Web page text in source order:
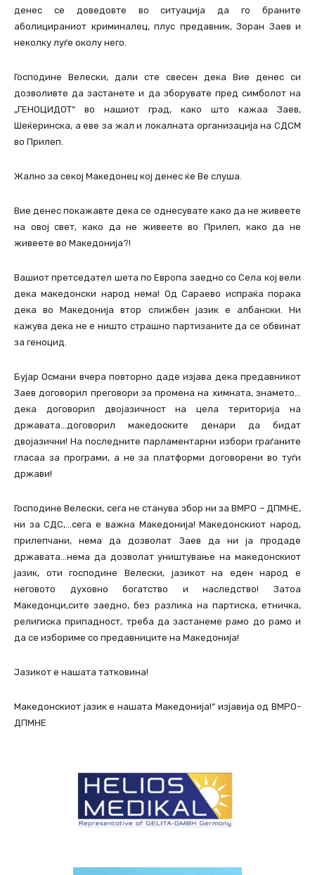
денес се доведовте во ситуација да го браните
аболицираниот криминалец, плус предавник, Зоран Заев и
неколку луѓе околу него.
Господине Велески, дали сте свесен дека Вие денес си
дозволивте да застанете и да зборувате пред симболот на
„ГЕНОЦИДОТ“ во нашиот град, како што кажаа Заев,
Шеќеринска, a еве за жал и локалната организација на СДСМ
во Прилеп.
Жално за секој Македонец кој денес ќе Ве слуша.
Вие денес покажавте дека се однесувате како да не живеете
на овој свет, како да не живеете во Прилеп, како да не
живеете во Македонија?!
Вашиот претседател шета по Европа заедно со Села кој вели
дека македонски народ нема! Од Сараево испраќа порака
дека во Македонија втор слижбен јазик е албански. Ни
кажува дека не е ништо страшно партизаните да се обвинат
за геноцид.
Бујар Османи вчера повторно даде изјава дека предавникот
Заев договорил преговори за промена на химната, знамето…
дека договорил двојазичност на цела територија на
државата…договорил македоските денари да бидат
двојазични! На последните парламентарни избори граѓаните
гласаа за програми, а не за платформи договорени во туѓи
држави!
Господине Велески, сега не станува збор ни за ВМРО – ДПМНЕ,
ни за СДС,…сега е важна Македонија! Македонскиот народ,
прилепчани, нема да дозволат Заев да ни ја продаде
државата…нема да дозволат уништување на македонскиот
јазик, оти господине Велески, јазикот на еден народ е
неговото духовно богатство и наследство! Затоа
Македонци,сите заедно, без разлика на партиска, етничка,
религиска припадност, треба да застанеме рамо до рамо и
да се избориме со предавниците на Македонија!
Јазикот е нашата татковина!
Македонскиот јазик е нашата Македонија!“ изјавија од ВМРО-
ДПМНЕ